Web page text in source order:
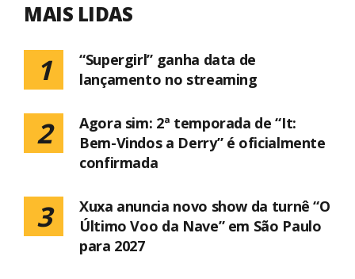
MAIS LIDAS
1
“Supergirl” ganha data de
lançamento no streaming
2
Agora sim: 2ª temporada de “It:
Bem-Vindos a Derry” é oficialmente
confirmada
3
Xuxa anuncia novo show da turnê “O
Último Voo da Nave” em São Paulo
para 2027